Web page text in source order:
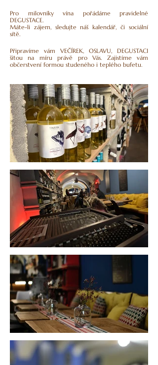
Pro milovníky vína pořádáme pravidelné
DEGUSTACE.
Máte-li zájem, sledujte náš kalendář, či sociální
sítě.
Připravíme vám VEČÍREK, OSLAVU, DEGUSTACI
šitou na míru právě pro Vás. Zajistíme vám
občerstvení formou studeného i teplého bufetu.